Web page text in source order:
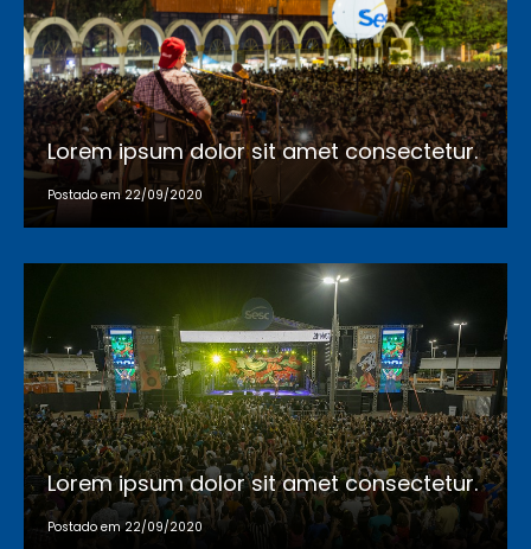
Lorem ipsum dolor sit amet consectetur.
Postado em 22/09/2020
Lorem ipsum dolor sit amet consectetur.
Postado em 22/09/2020